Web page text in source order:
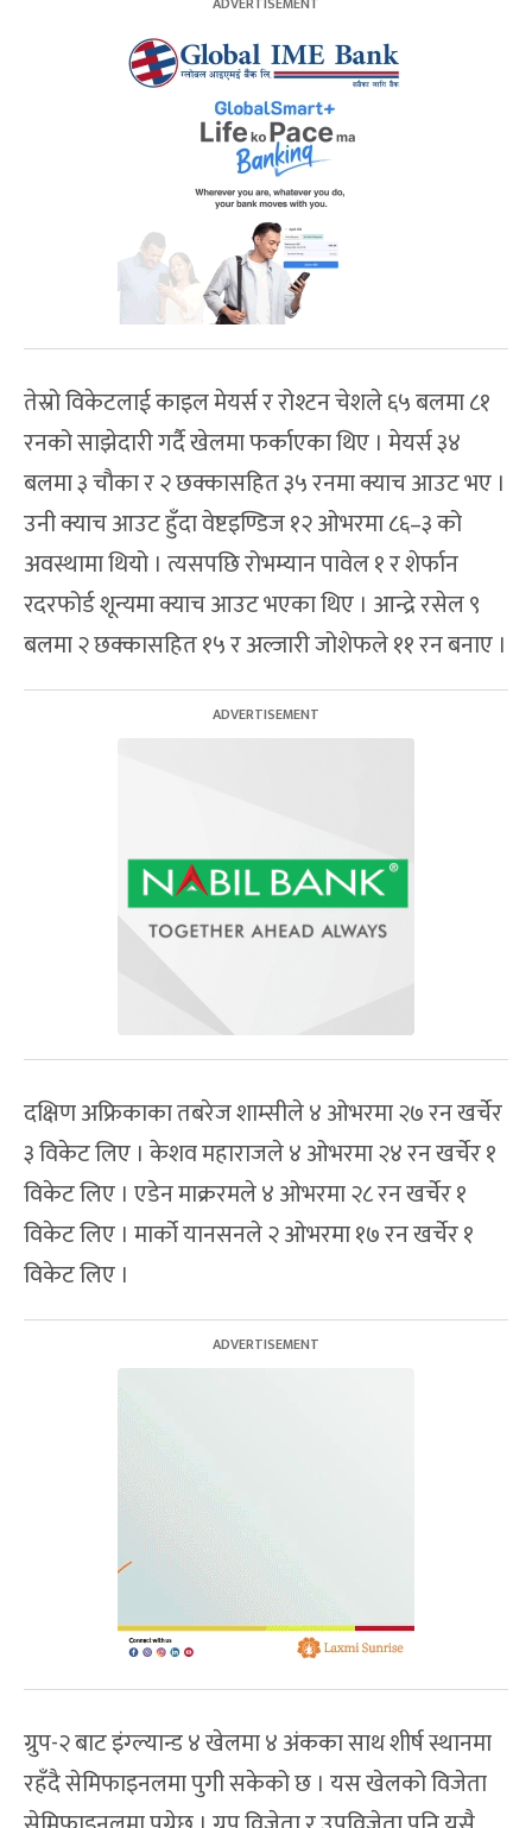
तेस्रो विकेटलाई काइल मेयर्स र रोश्टन चेशले ६५ बलमा ८१
रनको साझेदारी गर्दै खेलमा फर्काएका थिए । मेयर्स ३४
बलमा ३ चौका र २ छक्कासहित ३५ रनमा क्याच आउट भए ।
उनी क्याच आउट हुँदा वेष्टइण्डिज १२ ओभरमा ८६–३ को
अवस्थामा थियो । त्यसपछि रोभम्यान पावेल १ र शेर्फान
रदरफोर्ड शून्यमा क्याच आउट भएका थिए । आन्द्रे रसेल ९
बलमा २ छक्कासहित १५ र अल्जारी जोशेफले ११ रन बनाए ।
दक्षिण अफ्रिकाका तबरेज शाम्सीले ४ ओभरमा २७ रन खर्चेर
३ विकेट लिए । केशव महाराजले ४ ओभरमा २४ रन खर्चेर १
विकेट लिए । एडेन माक्ररमले ४ ओभरमा २८ रन खर्चेर १
विकेट लिए । मार्को यानसनले २ ओभरमा १७ रन खर्चेर १
विकेट लिए ।
ग्रुप-२ बाट इंग्ल्यान्ड ४ खेलमा ४ अंकका साथ शीर्ष स्थानमा
रहँदै सेमिफाइनलमा पुगी सकेको छ । यस खेलको विजेता